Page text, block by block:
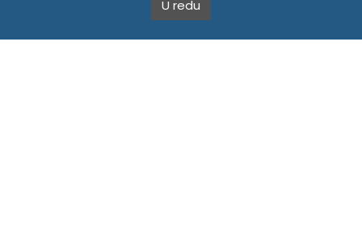
TEMPUS DOO BRATUNAC
Svetog Save bb, 75420 Bratunac, Bosna i Hercegovina
U redu